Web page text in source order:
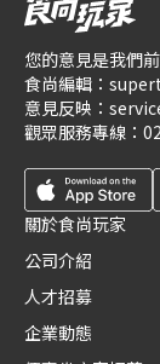
您的意見是我們
食尚編輯：
意見反映：
觀眾服務專線：
關於食尚玩家
公司介紹
人才招募
企業動態